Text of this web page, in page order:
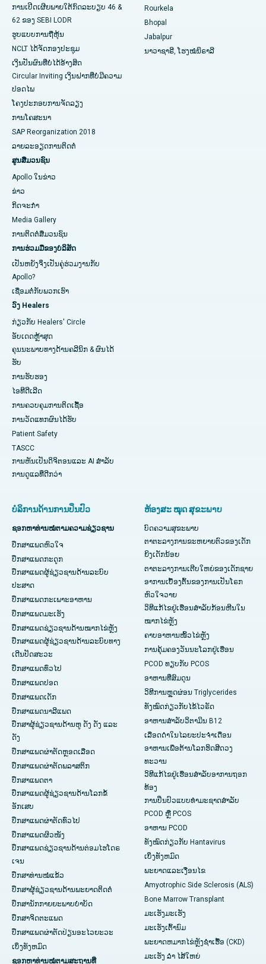
ການເປີດເຜີຍພາຍໃຕ້ກົດລະບຽບ 46 &
62 ຂອງ SEBI LODR
ຮູບແບບການຖືຫຸ້ນ
NCLT ໄດ້​ຈັດ​ກອງ​ປະ​ຊຸມ​
ເງິນປັນຜົນທີ່ບໍ່ໄດ້ອ້າງສິດ
Circular Inviting ເງິນຝາກທີ່ບໍ່ມີຄວາມ
ປອດໄພ
ໂຄງປະກອບການຈັດລຽງ
ການໂຄສະນາ
SAP Reorganization 2018
ລາຍລະອຽດການຕິດຕໍ່
ສູນສື່ມວນຊົນ
Apollo ໃນຂ່າວ
ຂ່າວ
ກິດຈະກໍາ
Media Gallery
ການ​ຕິດ​ຕໍ່​ສື່​ມວນ​ຊົນ​
ການຮ່ວມມືຂອງບໍລິສັດ
ເປັນຫຍັງຈິ່ງເປັນຄູ່ຮ່ວມງານກັບ
Apollo?
ເຊື່ອມຕໍ່ກັບພວກເຮົາ
ວົງ Healers
ກ່ຽວກັບ Healers' Circle
ອັບເດດຫຼ້າສຸດ
ຄຸນນະພາບທາງດ້ານຄລີນິກ & ຜົນໄດ້
ຮັບ
ການຮັບຮອງ
ໄອທີດີເລີດ
ການ​ຄວບ​ຄຸມ​ການ​ຕິດ​ເຊື້ອ​
ການວັດແທກຜົນໄດ້ຮັບ
Patient Safety
TASCC
ການຫັນເປັນດິຈິຕອນແລະ AI ສໍາລັບ
ການດູແລທີ່ດີກວ່າ
Rourkela
Bhopal
Jabalpur
ນາວາຊາຣີ, ໂຮງໝໍນິຣາລີ
ບໍລິການດ້ານການປິ່ນປົວ
ຊອກຫາທ່ານໝໍຕາມຄວາມຊ່ຽວຊານ
ປຶກສາແພດຫົວໃຈ
ປຶກສາແພດກະດູກ
ປຶກສາແພດຜູ້ຊ່ຽວຊານດ້ານລະບົບ
ປະສາດ
ປຶກສາແພດກະເພາະອາຫານ
ປຶກສາແພດມະເຮັງ
ປຶກສາແພດຊ່ຽວຊານດ້ານໝາກໄຂ່ຫຼັງ
ປຶກສາແພດຜູ້ຊ່ຽວຊານດ້ານລະບົບທາງ
ເດີນປັດສະວະ
ປຶກສາແພດທົ່ວໄປ
ປຶກສາແພດປອດ
ປຶກສາແພດເດັກ
ປຶກສາແພດນາລີແພດ
ປຶກສາຜູ້ຊ່ຽວຊານດ້ານຫູ ດັງ ດັງ ແລະ
ດັງ
ປຶກສາແພດຜ່າຕັດຫຼອດເລືອດ
ປຶກສາແພດຜ່າຕັດພລາສຕິກ
ປຶກສາແພດຕາ
ປຶກສາແພດຜູ້ຊ່ຽວຊານດ້ານໂລກຂໍ້
ອັກເສບ
ປຶກສາແພດຜ່າຕັດທົ່ວໄປ
ປຶກສາແພດຜິວໜັງ
ປຶກສາແພດຊ່ຽວຊານດ້ານຕ່ອມໄຮໂດຣ
ເຈນ
ປຶກສາທ່ານໝໍແຂ້ວ
ປຶກສາຜູ້ຊ່ຽວຊານດ້ານພະຍາດຕິດຕໍ່
ປຶກສານັກກາຍຍະພາບບຳບັດ
ປຶກສາຈິດຕະແພດ
ປຶກສາແພດຜ່າຕັດປ່ຽນອະໄວຍະວະ
ເບິ່ງທັງຫມົດ
ຊອກຫາທ່ານໝໍຕາມສະຖານທີ່
ຫ້ອງສະ ໝຸດ ສຸຂະພາບ
ບົດຄວາມສຸຂະພາບ
ຕາຕະລາງການຂະຫຍາຍຕົວຂອງເດັກ
ຍິງເດັກນ້ອຍ
ຕາຕະລາງການເຕີບໃຫຍ່ຂອງເດັກຊາຍ
ອາການເບື້ອງຕົ້ນຂອງການເປັນໂຣກ
ຫົວໃຈວາຍ
ວິທີແກ້ໄຂຢູ່ເຮືອນສຳລັບກ້ອນຫີນໃນ
ໝາກໄຂ່ຫຼັງ
ຄາບອາຫານໜິ້ວໄຂ່ຫຼັງ
ການຄຸ້ມຄອງວັນນະໂລກຢູ່ເຮືອນ
PCOD ທຽບກັບ PCOS
ອາຫານທີ່ສົມດຸນ
ວິທີການຫຼຸດຜ່ອນ Triglycerides
ທັງໝົດກ່ຽວກັບໄຂ້ໄວຣັດ
ອາຫານສຳລັບວິຕາມິນ B12
ເລືອດດໍາໃນໄລຍະປະຈໍາເດືອນ
ອາຫານເພື່ອຕ້ານໂລກຮິດສີດວງ
ທະວານ
ວິທີແກ້ໄຂຢູ່ເຮືອນສຳລັບອາການຖອກ
ທ້ອງ
ການປິ່ນປົວແບບທໍາມະຊາດສໍາລັບ
PCOD ຫຼື PCOS
ອາຫານ PCOD
ທັງໝົດກ່ຽວກັບ Hantavirus
ເບິ່ງ​ທັງ​ຫມົດ
ພະຍາດແລະເງື່ອນໄຂ
Amyotrophic Side Sclerosis (ALS)
Bone Marrow Transplant
ມະເຮັງມະເຮັງ
ມະເຮັງເຕົ້ານົມ
ພະຍາດຫມາກໄຂ່ຫຼັງຊໍາເຮື້ອ (CKD)
ມະເຮັງ ລຳ ໄສ້ໃຫຍ່